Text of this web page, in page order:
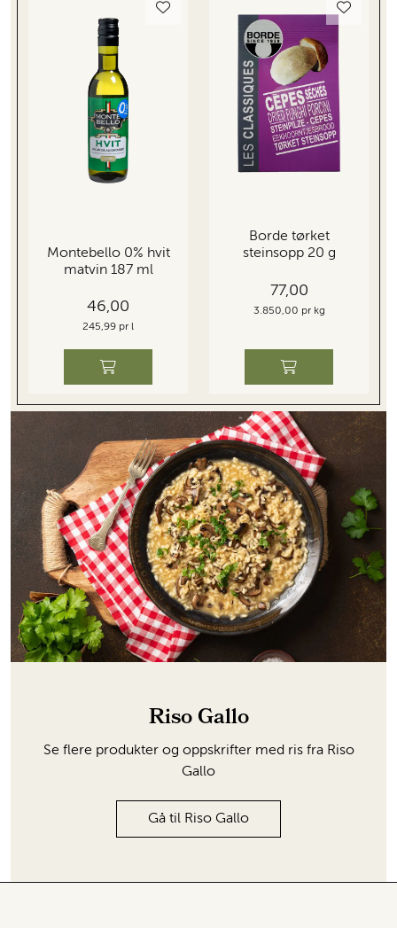
Montebello 0% hvit
matvin 187 ml
46,00
245,99 pr l
Borde tørket
steinsopp 20 g
77,00
3.850,00 pr kg
Riso Gallo
Se flere produkter og oppskrifter med ris fra Riso
Gallo
Gå til Riso Gallo